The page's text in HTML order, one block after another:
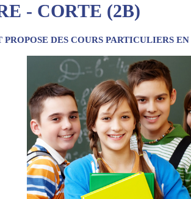
- CORTE (2B)
DES COURS PARTICULIERS